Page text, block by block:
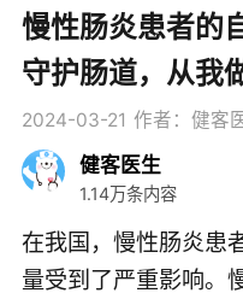
慢性肠炎患者的
守护肠道，从我
2024-03-21 作者：健客
健客医生
1.14万条内容
在我国，慢性肠炎患
量受到了严重影响。